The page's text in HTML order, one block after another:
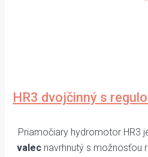
HR3 dvojčinný s
Priamočiary hydromotor HR3
valec navrhnutý s možnosťou